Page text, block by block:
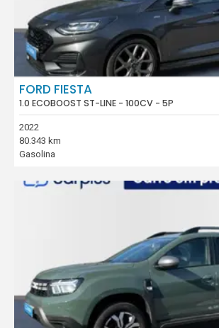
FORD FIESTA
1.0 ECOBOOST ST-LINE - 100CV - 5P
2022
80.343 km
Gasolina